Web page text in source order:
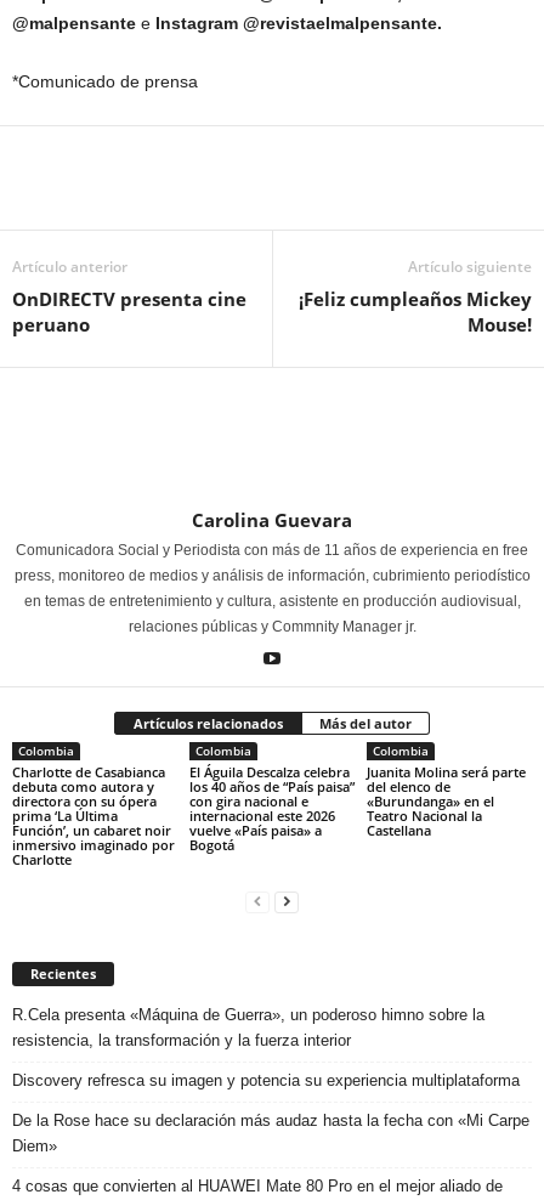
@malpensante e Instagram @revistaelmalpensante.
*Comunicado de prensa
Artículo anterior
OnDIRECTV presenta cine
peruano
Artículo siguiente
¡Feliz cumpleaños Mickey
Mouse!
Carolina Guevara
Comunicadora Social y Periodista con más de 11 años de experiencia en free
press, monitoreo de medios y análisis de información, cubrimiento periodístico
en temas de entretenimiento y cultura, asistente en producción audiovisual,
relaciones públicas y Commnity Manager jr.
Artículos relacionados Más del autor
Colombia
Charlotte de Casabianca
debuta como autora y
directora con su ópera
prima ‘La Última
Función’, un cabaret noir
inmersivo imaginado por
Charlotte
Colombia
El Águila Descalza celebra
los 40 años de “País paisa”
con gira nacional e
internacional este 2026
vuelve «País paisa» a
Bogotá
Colombia
Juanita Molina será parte
del elenco de
«Burundanga» en el
Teatro Nacional la
Castellana
Recientes
R.Cela presenta «Máquina de Guerra», un poderoso himno sobre la
resistencia, la transformación y la fuerza interior
Discovery refresca su imagen y potencia su experiencia multiplataforma
De la Rose hace su declaración más audaz hasta la fecha con «Mi Carpe
Diem»
4 cosas que convierten al HUAWEI Mate 80 Pro en el mejor aliado de